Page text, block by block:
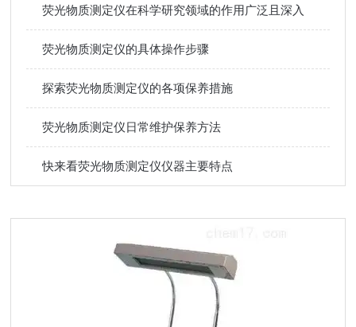
荧光物质测定仪在科学研究领域的作用广泛且深入
荧光物质测定仪的具体操作步骤
探索荧光物质测定仪的各项保养措施
荧光物质测定仪日常维护保养方法
快来看荧光物质测定仪仪器主要特点